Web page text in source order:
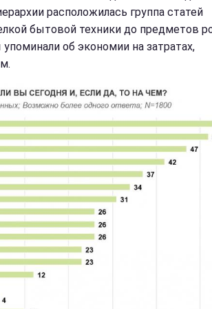
расположилась группа статей
бытовой техники до предметов
об экономии на затратах,